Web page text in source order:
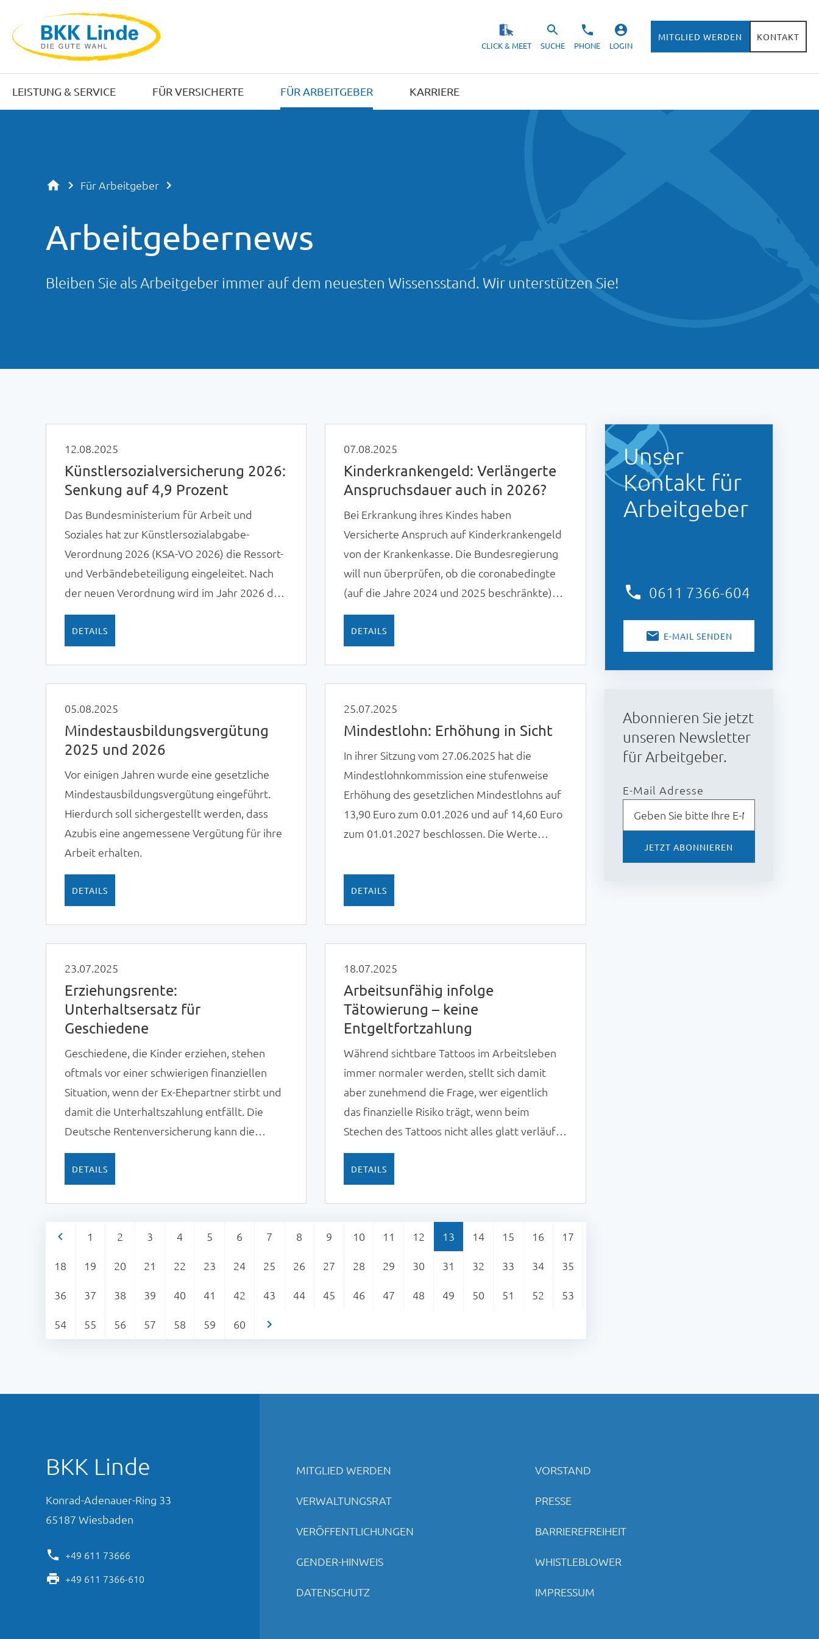
LEISTUNG & SERVICE FÜR VERSICHERTE FÜR ARBEITGEBER KARRIERE
CLICK & MEET SUCHE PHONE LOGIN
MITGLIED WERDEN KONTAKT
Für Arbeitgeber
Arbeitgebernews
Bleiben Sie als Arbeitgeber immer auf dem neuesten Wissensstand. Wir unterstützen Sie!
12.08.2025
Künstlersozialversicherung 2026:
Senkung auf 4,9 Prozent
Das Bundesministerium für Arbeit und
Soziales hat zur Künstlersozialabgabe-
Verordnung 2026 (KSA-VO 2026) die Ressort-
und Verbändebeteiligung eingeleitet. Nach
der neuen Verordnung wird im Jahr 2026 der
Abgabesatz zur Künstlersozialversicherung
4,9 Prozent betragen.
DETAILS
07.08.2025
Kinderkrankengeld: Verlängerte
Anspruchsdauer auch in 2026?
Bei Erkrankung ihres Kindes haben
Versicherte Anspruch auf Kinderkrankengeld
von der Krankenkasse. Die Bundesregierung
will nun überprüfen, ob die coronabedingte
(auf die Jahre 2024 und 2025 beschränkte)
verlängerte Anspruchsdauer auch in 2026
fortgeführt wird.
DETAILS
05.08.2025
Mindestausbildungsvergütung
2025 und 2026
Vor einigen Jahren wurde eine gesetzliche
Mindestausbildungsvergütung eingeführt.
Hierdurch soll sichergestellt werden, dass
Azubis eine angemessene Vergütung für ihre
Arbeit erhalten.
DETAILS
25.07.2025
Mindestlohn: Erhöhung in Sicht
In ihrer Sitzung vom 27.06.2025 hat die
Mindestlohnkommission eine stufenweise
Erhöhung des gesetzlichen Mindestlohns auf
13,90 Euro zum 0.01.2026 und auf 14,60 Euro
zum 01.01.2027 beschlossen. Die Werte
DETAILS
23.07.2025
Erziehungsrente:
Unterhaltsersatz für
Geschiedene
Geschiedene, die Kinder erziehen, stehen
oftmals vor einer schwierigen finanziellen
Situation, wenn der Ex-Ehepartner stirbt und
damit die Unterhaltszahlung entfällt. Die
Deutsche Rentenversicherung kann die
Betroffenen durch die Zahlung einer
Erziehungsrente unterstützen.
DETAILS
18.07.2025
Arbeitsunfähig infolge
Tätowierung – keine
Entgeltfortzahlung
Während sichtbare Tattoos im Arbeitsleben
immer normaler werden, stellt sich damit
aber zunehmend die Frage, wer eigentlich
das finanzielle Risiko trägt, wenn beim
Stechen des Tattoos nicht alles glatt verläuft.
Dazu liegt nun eine Entscheidung des
Landesarbeitsgerichts Schleswig-Holstein
vom 22.05.2025 (5 Sa 284 a/24) vor: Wer sich
DETAILS
< 1 2 3 4 5 6 7 8 9 10 11 12 13 14 15 16 17
18 19 20 21 22 23 24 25 26 27 28 29 30 31 32 33 34 35
36 37 38 39 40 41 42 43 44 45 46 47 48 49 50 51 52 53
54 55 56 57 58 59 60 >
Unser
Kontakt für
Arbeitgeber
0611 7366-604
E-MAIL SENDEN
Abonnieren Sie jetzt
unseren Newsletter
für Arbeitgeber.
E-Mail Adresse
JETZT ABONNIEREN
BKK Linde
Konrad-Adenauer-Ring 33
65187 Wiesbaden
+49 611 73666
+49 611 7366-610
MITGLIED WERDEN VORSTAND
VERWALTUNGSRAT PRESSE
VERÖFFENTLICHUNGEN BARRIEREFREIHEIT
GENDER-HINWEIS WHISTLEBLOWER
DATENSCHUTZ IMPRESSUM